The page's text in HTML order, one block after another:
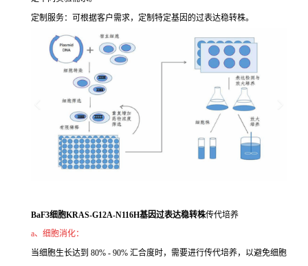
定制服务：可根据客户需求，定制特定基因的过表达稳转株。
BaF3细胞KRAS-G12A-N116H基因过表达稳转株传代培养
a、细胞消化：
当细胞生长达到 80% - 90% 汇合度时，需要进行传代培养，以避免细胞